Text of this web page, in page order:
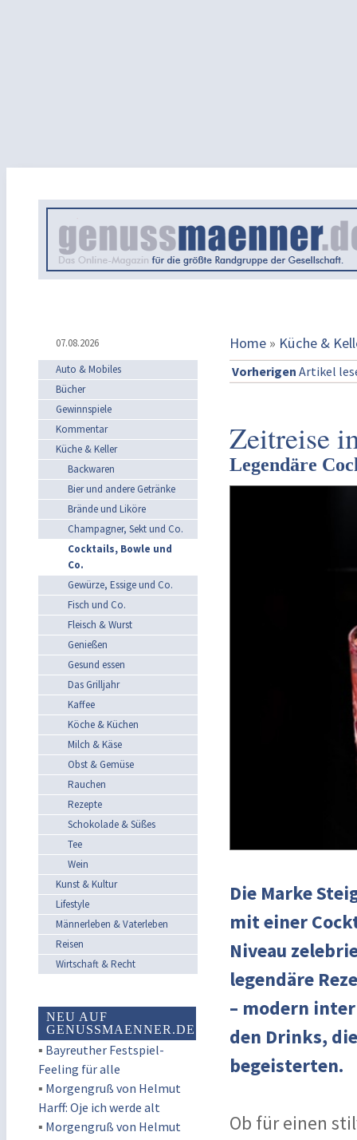
07.08.2026 Home » Küche &
Auto & Mobiles
Bücher
Gewinnspiele
Kommentar
Küche & Keller
Backwaren
Bier und andere Getränke
Brände und Liköre
Champagner, Sekt und Co.
Cocktails, Bowle und
Co.
Gewürze, Essige und Co.
Fisch und Co.
Fleisch & Wurst
Genießen
Gesund essen
Das Grilljahr
Kaffee
Köche & Küchen
Milch & Käse
Obst & Gemüse
Rauchen
Rezepte
Schokolade & Süßes
Tee
Wein
Kunst & Kultur
Lifestyle
Männerleben & Vaterleben
Reisen
Wirtschaft & Recht
NEU AUF
GENUSSMAENNER.DE
▪ Bayreuther Festspiel-
Feeling für alle
▪ Morgengruß von Helmut
Harff: Oje ich werde alt
▪ Morgengruß von Helmut
Vorherigen Artikel
Zeitreise
Legendäre
Die Marke
mit einer
Niveau
legendäre
– modern
den Drinks,
begeisterten.
Ob für einen